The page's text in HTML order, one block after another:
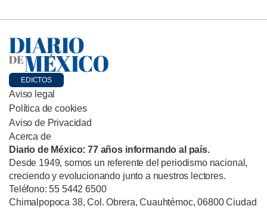
EDICTOS
Aviso legal
Política de cookies
Aviso de Privacidad
Acerca de
Diario de México: 77 años informando al país.
Desde 1949, somos un referente del periodismo nacional,
creciendo y evolucionando junto a nuestros lectores.
Teléfono: 55 5442 6500
Chimalpopoca 38, Col. Obrera, Cuauhtémoc, 06800 Ciudad